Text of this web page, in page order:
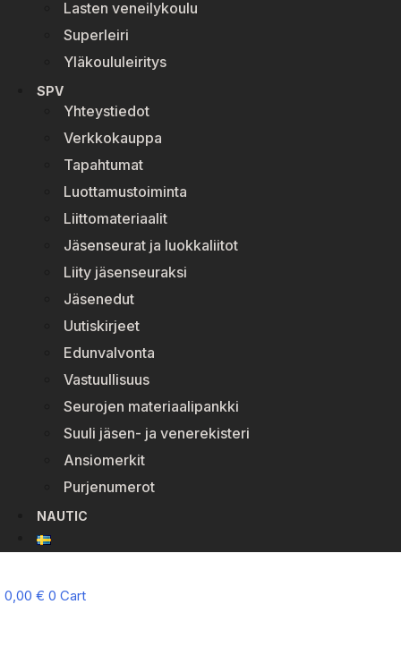
Lasten veneilykoulu
Superleiri
Yläkoululeiritys
SPV
Yhteystiedot
Verkkokauppa
Tapahtumat
Luottamustoiminta
Liittomateriaalit
Jäsenseurat ja luokkaliitot
Liity jäsenseuraksi
Jäsenedut
Uutiskirjeet
Edunvalvonta
Vastuullisuus
Seurojen materiaalipankki
Suuli jäsen- ja venerekisteri
Ansiomerkit
Purjenumerot
NAUTIC
0,00 € 0 Cart